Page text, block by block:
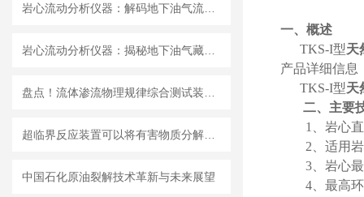
中国石化原油裂解技术革新与未来展望
一、概述
TKS-I型天
产品详细信息
TKS-I型天
二、 主要
1、岩心
2、适用
3、岩心
4、最高